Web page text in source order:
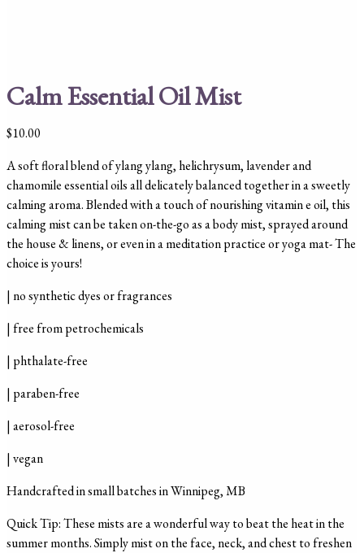
Calm Essential Oil Mist
$10.00
A soft floral blend of ylang ylang, helichrysum, lavender and
chamomile essential oils all delicately balanced together in a sweetly
calming aroma.Blended with a touch of nourishing vitamin e oil, this
calming mist can be taken on-the-go as a body mist, sprayed around
the house & linens, or even in a meditation practice or yoga mat- The
choice is yours!
| no synthetic dyes or fragrances
| free from petrochemicals
| phthalate-free
| paraben-free
| aerosol-free
| vegan
Handcrafted in small batches in Winnipeg, MB
Quick Tip: These mists are a wonderful way to beat the heat in the
summer months. Simply mist on the face, neck, and chest to freshen